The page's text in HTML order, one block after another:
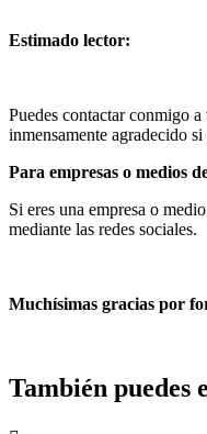
Estimado lector:
Puedes contactar conmigo
inmensamente agradecido
Para empresas o medios
Si eres una empresa o
mediante las redes sociales.
Muchísimas gracias por
También puedes